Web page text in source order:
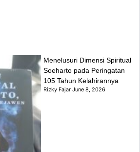
Menelusuri Dimensi Spiritual
Soeharto pada Peringatan
105 Tahun Kelahirannya
Rizky FajarJune 8, 2026